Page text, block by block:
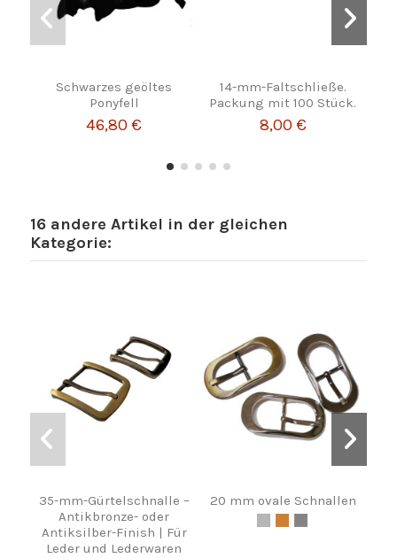
Schwarzes geöltes
Ponyfell
46,80 €
14-mm-Faltschließe.
Packung mit 100 Stück.
8,00 €
16 andere Artikel in der gleichen
Kategorie:
35-mm-Gürtelschnalle –
Antikbronze- oder
Antiksilber-Finish | Für
Leder und Lederwaren
20 mm ovale Schnallen